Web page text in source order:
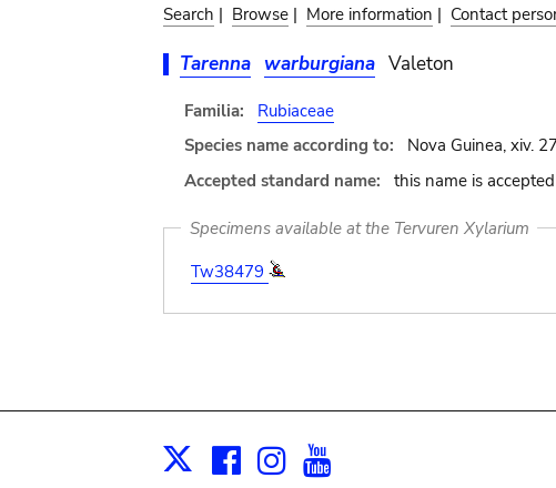
Search | Browse | More information | Contact
Tarenna warburgiana Valeton
Familia:
Rubiaceae
Species name according to:
Nova Guinea, xiv.
Accepted standard name:
this name is accepted
Specimens available at the Tervuren Xylarium
Tw38479
X Facebook
Instagram